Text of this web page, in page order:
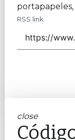
RSS link
close